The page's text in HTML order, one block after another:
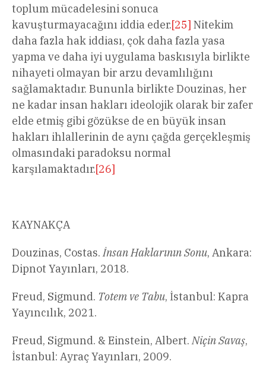
toplum mücadelesini sonuca
kavuşturmayacağını iddia eder.[25] Nitekim
daha fazla hak iddiası, çok daha fazla yasa
yapma ve daha iyi uygulama baskısıyla birlikte
nihayeti olmayan bir arzu devamlılığını
sağlamaktadır. Bununla birlikte Douzinas, her
ne kadar insan hakları ideolojik olarak bir zafer
elde etmiş gibi gözükse de en büyük insan
hakları ihlallerinin de aynı çağda gerçekleşmiş
olmasındaki paradoksu normal
karşılamaktadır.[26]
KAYNAKÇA
Douzinas, Costas.İnsan Haklarının Sonu, Ankara:
Dipnot Yayınları, 2018.
Freud, Sigmund. Totem ve Tabu, İstanbul: Kapra
Yayıncılık, 2021.
Freud, Sigmund. & Einstein, Albert.Niçin Savaş,
İstanbul: Ayraç Yayınları, 2009.